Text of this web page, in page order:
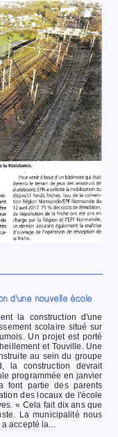
d'une nouvelle école
la construction d'une
scolaire situé sur
Un projet est porté
et Touville. Une
au sein du groupe
la construction devrait
programmée en janvier
font partie des parents
des locaux de l'école
« Cela fait dix ans que
La municipalité nous
accepté la...